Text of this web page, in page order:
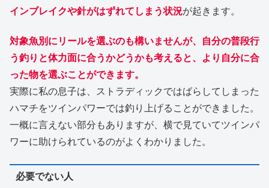
インブレイクや針がはずれてしまう状況が起きます。
対象魚別にリールを選ぶのも構いませんが、自分の普段行
う釣りと体力面に合うかどうかも考えると、より自分に合
った物を選ぶことができます。
実際に私の息子は、ストラディックではばらしてしまった
ハマチをツインパワーでは釣り上げることができました。
一概に言えない部分もありますが、横で見ていてツインパ
ワーに助けられているのがよくわかりました。
必要でない人